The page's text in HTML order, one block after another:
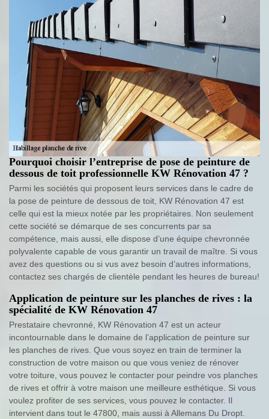
Pourquoi choisir l’entreprise de pose de peinture de
dessous de toit professionnelle KW Rénovation 47 ?
Parmi les sociétés qui proposent leurs services dans le cadre de
la pose de peinture de dessous de toit, KW Rénovation 47 est
celle qui est la mieux notée par les propriétaires. Non seulement
cette société se démarque de ses concurrents par sa
compétence, mais aussi, elle dispose d’une équipe chevronnée
polyvalente capable de vous garantir un travail de maître. Si vous
avez des questions ou si vus avez besoin d’autres informations,
contactez ses chargés de clientèle pendant les heures de bureau!
Application de peinture sur les planches de rives : la
spécialité de KW Rénovation 47
Prestataire chevronné, KW Rénovation 47 est un acteur
incontournable dans le domaine de l’application de peinture sur
les planches de rives. Que vous soyez en train de terminer la
construction de votre maison ou que vous veniez de rénover
votre toiture, vous pouvez le contacter pour peindre vos planches
de rives et offrir à votre maison une meilleure esthétique. Si vous
voulez profiter de ses services, vous pouvez le contacter. Il
intervient dans tout le 47800, mais aussi à Allemans Du Dropt.